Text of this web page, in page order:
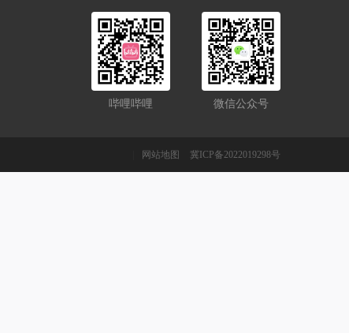
微信公众号
哔哩哔哩
网站地图 冀ICP备2022019298号